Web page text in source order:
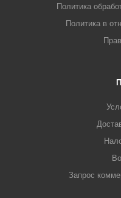
Политика
Политика в
Запрос